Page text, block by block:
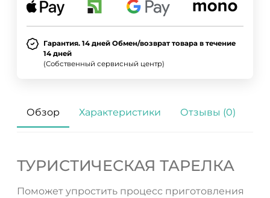
Гарантия. 14 дней Обмен/возврат товара в течение
14 дней
(Собственный сервисный центр)
Обзор Характеристики Отзывы (0)
ТУРИСТИЧЕСКАЯ ТАРЕЛКА
Поможет упростить процесс приготовления